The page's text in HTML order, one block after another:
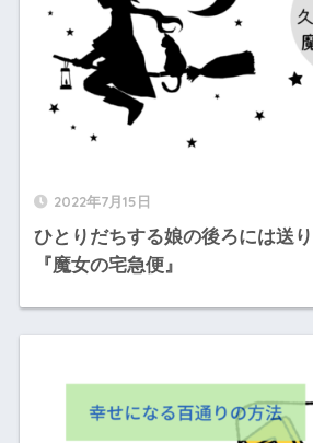
2022年7月15日
ひとりだちする娘の後ろには送
『魔女の宅急便』